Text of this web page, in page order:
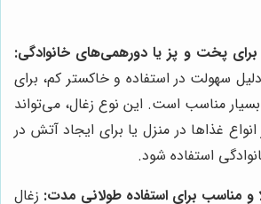
پخت و پز یا دورهمی‌های خانوادگی:
سهولت در استفاده و خاکستر کم، برای
مناسب است. این نوع زغال، می‌تواند
غذاها در منزل یا برای ایجاد آتش در
استفاده شود.
و مناسب برای استفاده طولانی مدت: زغال